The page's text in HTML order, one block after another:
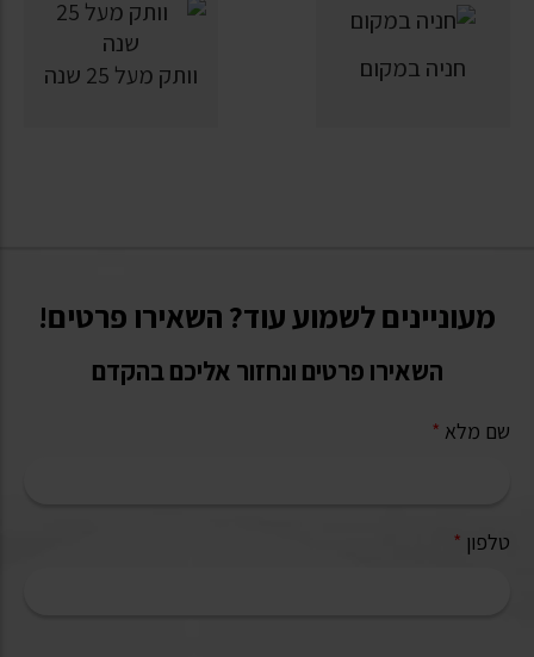
חניה במקום וותק מעל 25 שנה
מעוניינים לשמוע עוד? השאירו פרטים!
השאירו פרטים ונחזור אליכם בהקדם
שם מלא *
טלפון *